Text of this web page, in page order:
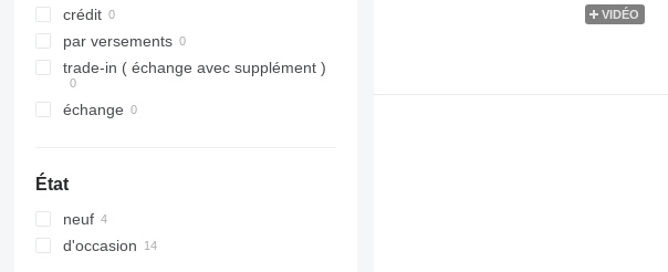
crédit
par versements
trade-in ( échange avec supplément )
échange
État
neuf
d'occasion
VIDÉO